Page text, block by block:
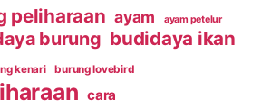
peliharaan ayam ayam petelur
burung budidaya ikan
kenari burung lovebird
cara